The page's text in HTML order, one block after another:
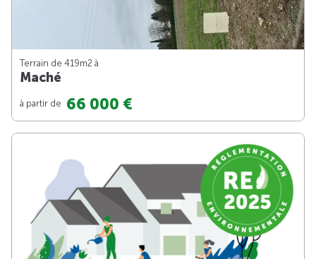
Terrain de 419m2 à
Maché
à partir de 66 000 €